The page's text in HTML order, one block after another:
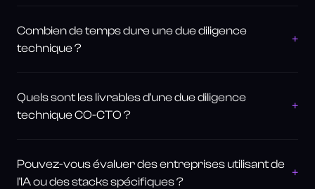
Combien de temps dure une due diligence
technique ?
+
Quels sont les livrables d'une due diligence
technique CO-CTO ?
+
Pouvez-vous évaluer des entreprises utilisant de
l'IA ou des stacks spécifiques ?
+